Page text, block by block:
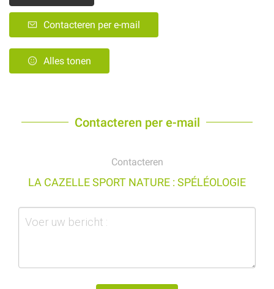
Contacteren per e-mail
Alles tonen
Contacteren per e-mail
Contacteren
LA CAZELLE SPORT NATURE : SPÉLÉOLOGIE